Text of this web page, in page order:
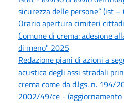
sicurezza delle persone” (ist
Orario apertura cimiteri
Comune di crema: adesione
di meno" 2025
Redazione piani di azioni a
acustica degli assi stradali
crema come da d.lgs. n. 194/
2002/49/ce -